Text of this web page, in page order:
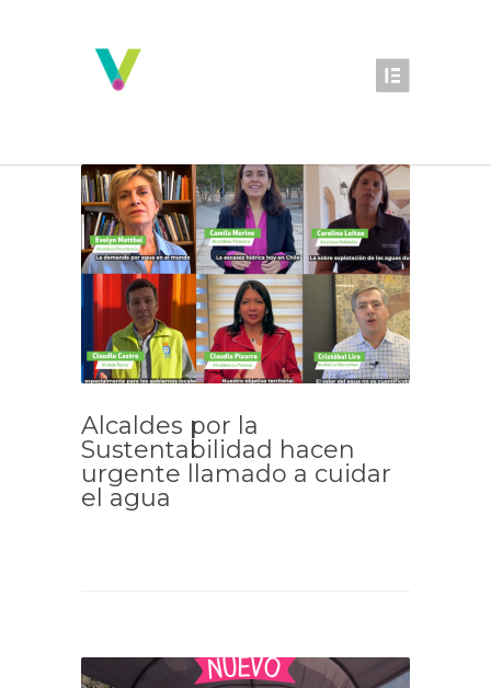
Alcaldes por la
Sustentabilidad hacen
urgente llamado a cuidar
el agua